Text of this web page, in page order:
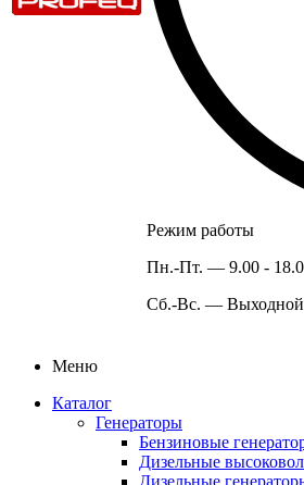
Режим работы
Пн.-Пт. — 9.00 -
Сб.-Вс. — Выходной
Меню
Каталог
Генераторы
Бензиновые
Дизельные
Дизельные